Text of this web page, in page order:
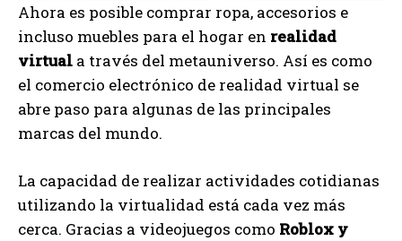
Ahora es posible comprar ropa, accesorios e
incluso muebles para el hogar en realidad
virtual a través del metauniverso. Así es como
el comercio electrónico de realidad virtual se
abre paso para algunas de las principales
marcas del mundo.
La capacidad de realizar actividades cotidianas
utilizando la virtualidad está cada vez más
cerca. Gracias a videojuegos como Roblox y